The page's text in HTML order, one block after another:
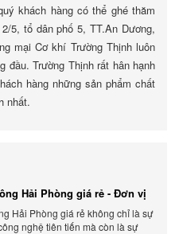
khách hàng có thể ghé thăm
5, tổ dân phố 5, TT.An Dương,
mại Cơ khí Trường Thịnh luôn
đầu. Trường Thịnh rất hân hạnh
hàng những sản phẩm chất
nhất.
Hải Phòng giá rẻ - Đơn vị
giá chính xác
Hải Phòng giá rẻ không chỉ là sự
nghệ tiên tiến mà còn là sự